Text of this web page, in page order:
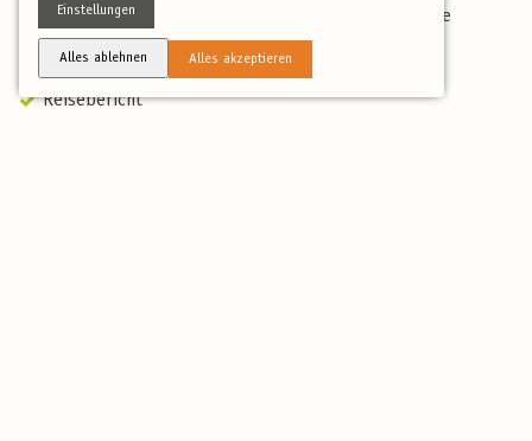
Einstellungen
Alles ablehnen Alles akzeptieren
Professionelle, deutschsprachige und landeskundige
Reiseleitung
Reisebericht